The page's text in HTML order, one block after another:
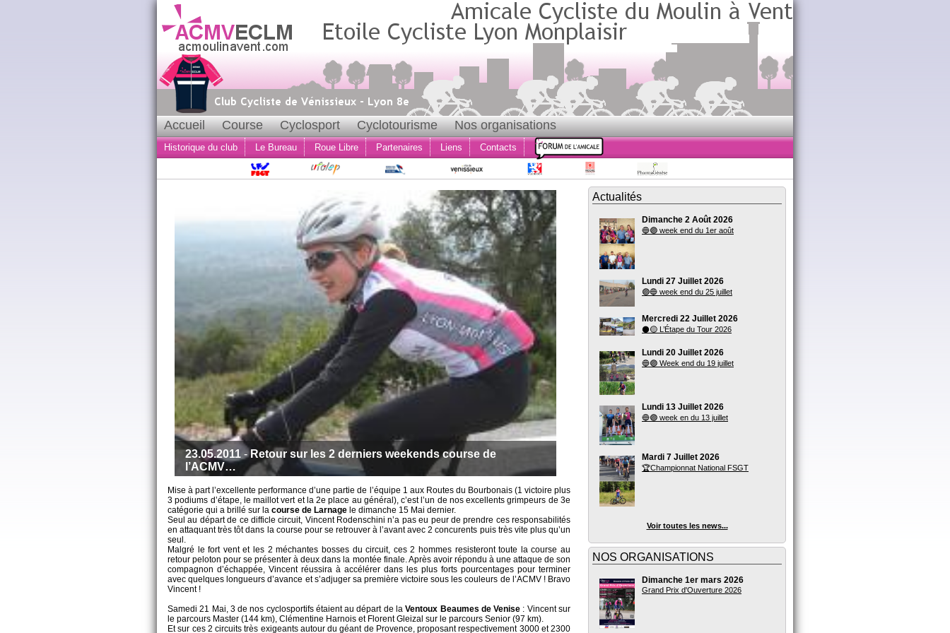
Accueil Course Cyclosport Cyclotourisme Nos organisations
Historique du club Le Bureau Roue Libre Partenaires Liens Contacts
23.05.2011 -Retour sur les 2 derniers weekends course de
l’ACMV…
Mise à part l’excellente performance d’une partie de l’équipe 1 aux Routes du Bourbonais (1 victoire plus
3 podiums d’étape, le maillot vert et la 2e place au général), c’est l’un de nos excellents grimpeurs de 3e
catégorie qui a brillé sur la course de Larnage le dimanche 15 Mai dernier.
Seul au départ de ce difficle circuit, Vincent Rodenschini n’a pas eu peur de prendre ces responsabilités
en attaquant très tôt dans la course pour se retrouver à l’avant avec 2 concurents puis très vite plus qu’un
seul.
Malgré le fort vent et les 2 méchantes bosses du circuit, ces 2 hommes resisteront toute la course au
retour peloton pour se présenter à deux dans la montée finale. Après avoir répondu à une attaque de son
compagnon d’échappée, Vincent réussira à accélérer dans les plus forts pourcentages pour terminer
avec quelques longueurs d’avance et s’adjuger sa première victoire sous les couleurs de l’ACMV ! Bravo
Vincent !
Samedi 21 Mai, 3 de nos cyclosportifs étaient au départ de laVentoux Beaumes de Venise : Vincent sur
le parcours Master (144 km), Clémentine Harnois et Florent Gleizal sur le parcours Senior (97 km).
Et sur ces 2 circuits très exigeants autour du géant de Provence, proposant respectivement 3000 et 2300
Actualités
Dimanche 2 Août 2026
🔵🟣 week end du 1er août
Lundi 27 Juillet 2026
🟣🔵 week end du 25 juillet
Mercredi 22 Juillet 2026
⚫🟡 L’Étape du Tour 2026
Lundi 20 Juillet 2026
🔵🟣 Week end du 19 juillet
Lundi 13 Juillet 2026
🔵🟣 week en du 13 juillet
Mardi 7 Juillet 2026
🏆Championnat National FSGT
Voir toutes les news...
NOS ORGANISATIONS
Dimanche 1er mars 2026
Grand Prix d'Ouverture 2026